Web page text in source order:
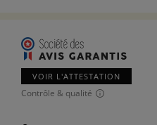
VOIR L'ATTESTATION
Contrôle & qualité